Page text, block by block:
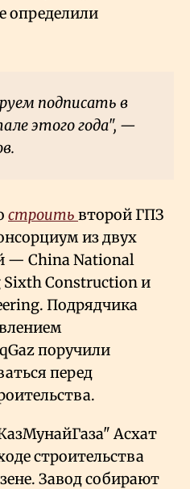
определили
подписать в
этого года", —
строить второй ГПЗ
из двух
— China National
Sixth Construction и
Подрядчика
поручили
перед
Асхат
строительства
Завод собирают